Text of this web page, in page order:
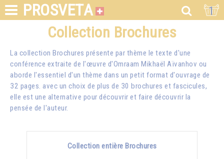
PROSVETA 1
Collection Brochures
La collection Brochures présente par thème le texte d'une
conférence extraite de l'œuvre d'Omraam Mikhaël Aïvanhov ou
aborde l'essentiel d'un thème dans un petit format d'ouvrage de
32 pages. avec un choix de plus de 30 brochures et fascicules,
elle est une alternative pour découvrir et faire découvrir la
pensée de l'auteur.
Collection entière Brochures